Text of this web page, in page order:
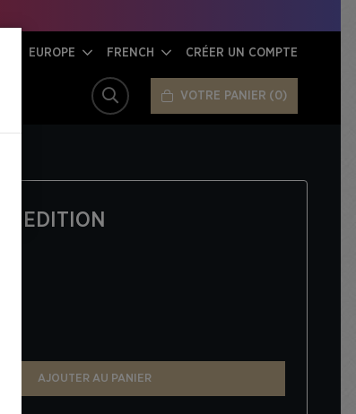
EUROPE FRENCH CRÉER UN COMPTE
RECHERCHER VOTRE PANIER 0
EDITION
AJOUTER AU PANIER